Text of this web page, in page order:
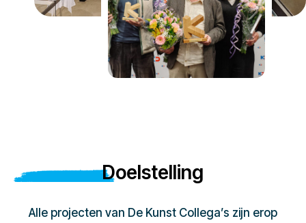
Doelstelling
Alle projecten van De Kunst Collega’s zijn erop